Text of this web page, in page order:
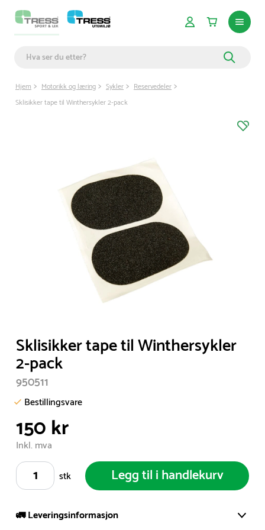
Hjem Motorikk og læring Sykler
Reservedeler
Sklisikker tape til Winthersykler 2-pack
Item
1
of
1
Sklisikker tape til Winthersykler
2-pack
950511
Bestillingsvare
150 kr
Inkl. mva
stk
Legg til i handlekurv
🚛 Leveringsinformasjon